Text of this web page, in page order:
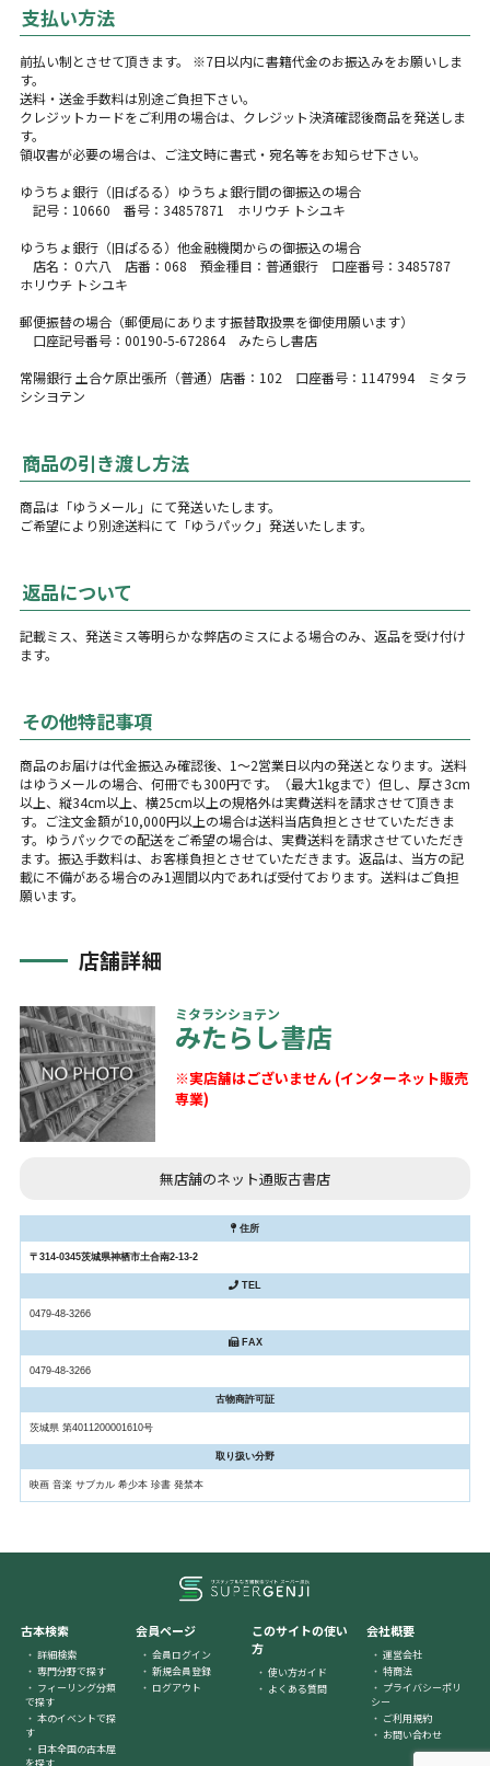
支払い方法
前払い制とさせて頂きます。 ※7日以内に書籍代金のお振込みをお願いしま
す。
送料・送金手数料は別途ご負担下さい。
クレジットカードをご利用の場合は、クレジット決済確認後商品を発送しま
す。
領収書が必要の場合は、ご注文時に書式・宛名等をお知らせ下さい。
ゆうちょ銀行（旧ぱるる）ゆうちょ銀行間の御振込の場合
記号：10660 番号：34857871 ホリウチ トシユキ
ゆうちょ銀行（旧ぱるる）他金融機関からの御振込の場合
店名：０六八 店番：068 預金種目：普通銀行 口座番号：3485787
ホリウチ トシユキ
郵便振替の場合（郵便局にあります振替取扱票を御使用願います）
口座記号番号：00190-5-672864 みたらし書店
常陽銀行 土合ケ原出張所（普通）店番：102 口座番号：1147994 ミタラ
シシヨテン
商品の引き渡し方法
商品は「ゆうメール」にて発送いたします。
ご希望により別途送料にて「ゆうパック」発送いたします。
返品について
記載ミス、発送ミス等明らかな弊店のミスによる場合のみ、返品を受け付け
ます。
その他特記事項
商品のお届けは代金振込み確認後、1〜2営業日以内の発送となります。送料
はゆうメールの場合、何冊でも300円です。（最大1kgまで）但し、厚さ3cm
以上、縦34cm以上、横25cm以上の規格外は実費送料を請求させて頂きま
す。ご注文金額が10,000円以上の場合は送料当店負担とさせていただきま
す。ゆうパックでの配送をご希望の場合は、実費送料を請求させていただき
ます。振込手数料は、お客様負担とさせていただきます。返品は、当方の記
載に不備がある場合のみ1週間以内であれば受付ております。送料はご負担
願います。
店舗詳細
ミタラシショテン
みたらし書店
※実店舗はございません (インターネット販売
専業)
無店舗のネット通販古書店
住所
〒314-0345茨城県神栖市土合南2-13-2
TEL
0479-48-3266
FAX
0479-48-3266
古物商許可証
茨城県 第4011200001610号
取り扱い分野
映画 音楽 サブカル 希少本 珍書 発禁本
古本検索
詳細検索
専門分野で探す
フィーリング分類
で探す
本のイベントで探
す
日本全国の古本屋
を探す
会員ページ
会員ログイン
新規会員登録
ログアウト
このサイトの使い
方
使い方ガイド
よくある質問
会社概要
運営会社
特商法
プライバシーポリ
シー
ご利用規約
お問い合わせ